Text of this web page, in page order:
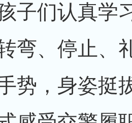
子们认真学
弯、停止、
势，身姿挺